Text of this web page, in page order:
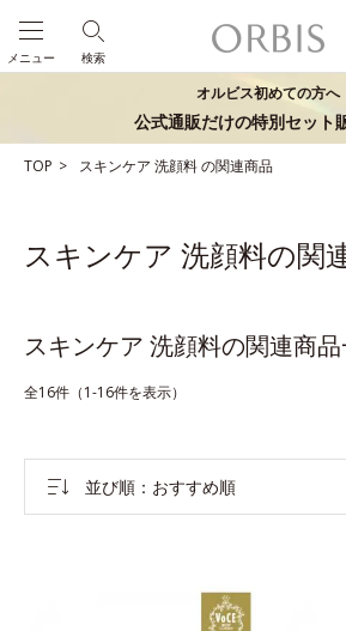
検索
メニュー
オルビス初めての方へ
公式通販だけの特別セット
TOP スキンケア 洗顔料の関連商品
スキンケア 洗顔料の関
スキンケア 洗顔料の関連商
全16件（1-16件を表示）
並び順 おすすめ順